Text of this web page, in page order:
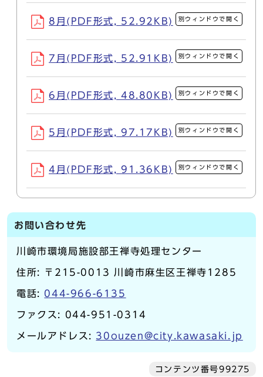
8月(PDF形式, 52.92KB) 別ウィンドウで開く
7月(PDF形式, 52.91KB) 別ウィンドウで開く
6月(PDF形式, 48.80KB) 別ウィンドウで開く
5月(PDF形式, 97.17KB) 別ウィンドウで開く
4月(PDF形式, 91.36KB) 別ウィンドウで開く
お問い合わせ先
川崎市環境局施設部王禅寺処理センター
住所: 〒215-0013 川崎市麻生区王禅寺1285
電話: 044-966-6135
ファクス: 044-951-0314
メールアドレス: 30ouzen@city.kawasaki.jp
コンテンツ番号99275